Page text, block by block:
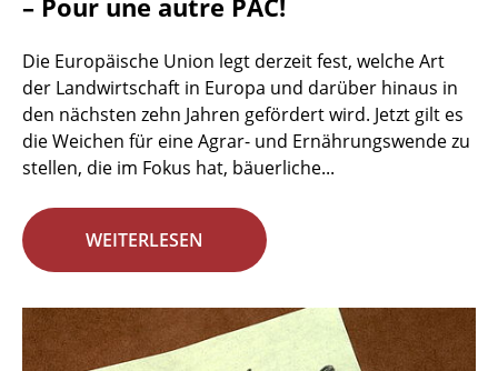
– Pour une autre PAC!
Die Europäische Union legt derzeit fest, welche Art
der Landwirtschaft in Europa und darüber hinaus in
den nächsten zehn Jahren gefördert wird. Jetzt gilt es
die Weichen für eine Agrar- und Ernährungswende zu
stellen, die im Fokus hat, bäuerliche...
WEITERLESEN